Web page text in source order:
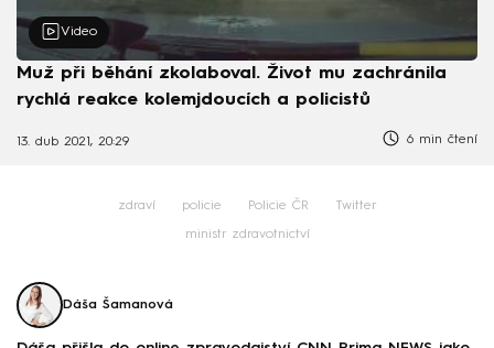
Video
Muž při běhání zkolaboval. Život mu zachránila
rychlá reakce kolemjdoucích a policistů
13. dub 2021, 20:29 6 min čtení
zdraví policie Policie ČR Twitter
ministr zdravotnictví
Dáša Šamanová